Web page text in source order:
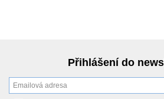
Přihlášení do